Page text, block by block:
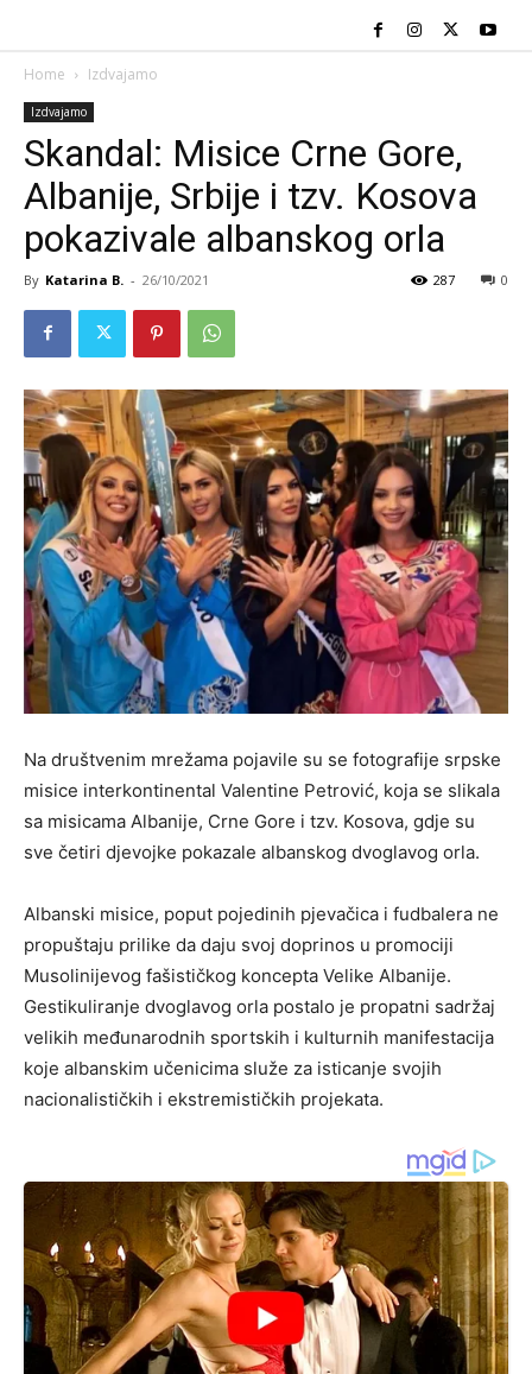
Home Izdvajamo
Izdvajamo
Skandal: Misice Crne Gore,
Albanije, Srbije i tzv. Kosova
pokazivale albanskog orla
By Katarina B. - 26/10/2021 0
287
Na društvenim mrežama pojavile su se fotografije srpske
misice interkontinental Valentine Petrović, koja se slikala
sa misicama Albanije, Crne Gore i tzv. Kosova, gdje su
sve četiri djevojke pokazale albanskog dvoglavog orla.
Albanski misice, poput pojedinih pjevačica i fudbalera ne
propuštaju prilike da daju svoj doprinos u promociji
Musolinijevog fašističkog koncepta Velike Albanije.
Gestikuliranje dvoglavog orla postalo je propatni sadržaj
velikih međunarodnih sportskih i kulturnih manifestacija
koje albanskim učenicima služe za isticanje svojih
nacionalističkih i ekstremističkih projekata.